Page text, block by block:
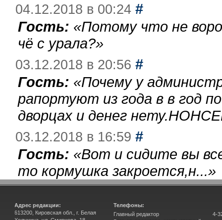
04.12.2018 в 00:24 #
Гость: «Потому что не
чё с урала?»
03.12.2018 в 20:56 #
Гость: «Почему у
рапортуют из года в в год
дворцах и денег
03.12.2018 в 16:59 #
Гость: «Вот и сидите вы
то кормушка закроется,н...»
Адрес редакции:
613200, Кировская обл., г. Белая
Телефоны:
Главный редактор
4-